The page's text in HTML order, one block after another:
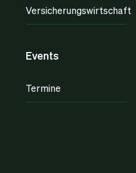
Versicherungswirtschaft
Events
Termine